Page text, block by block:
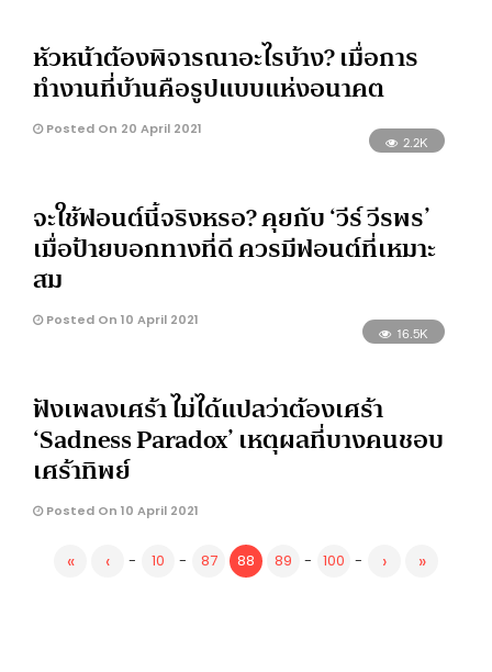
หัวหน้าต้องพิจารณาอะไรบ้าง? เมื่อการ
ทำงานที่บ้านคือรูปแบบแห่งอนาคต
Posted On 20 April 2021
2.2K
จะใช้ฟอนต์นี้จริงหรอ? คุยกับ ‘วีร์ วีรพร’
เมื่อป้ายบอกทางที่ดี ควรมีฟอนต์ที่เหมาะ
สม
Posted On 10 April 2021
16.5K
ฟังเพลงเศร้า ไม่ได้แปลว่าต้องเศร้า
‘Sadness Paradox’ เหตุผลที่บางคนชอบ
เศร้าทิพย์
Posted On 10 April 2021
« ‹ - 10 - 87 88 89 - 100 - › »